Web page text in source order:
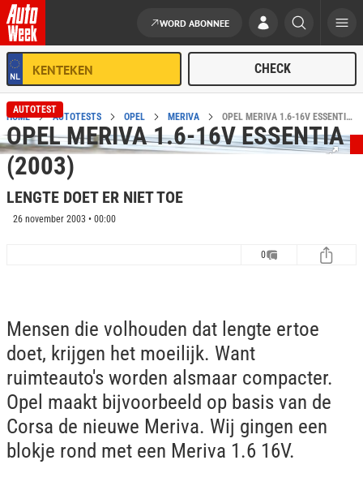
Ga naar de inhoud
WORD ABONNEE
HOME AUTOTESTS OPEL MERIVA OPEL MERIVA 1.6-16V ESSENTIA (2003) AUTOTEST
AUTOTEST
OPEL MERIVA 1.6-16V ESSENTIA
(2003)
LENGTE DOET ER NIET TOE
26 november 2003 • 00:00
0
Mensen die volhouden dat lengte ertoe
doet, krijgen het moeilijk. Want
ruimteauto's worden alsmaar compacter.
Opel maakt bijvoorbeeld op basis van de
Corsa de nieuwe Meriva. Wij gingen een
blokje rond met een Meriva 1.6 16V.